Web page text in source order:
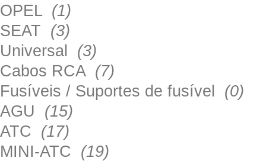
OPEL (1)
SEAT (3)
Universal (3)
Cabos RCA (7)
Fusíveis / Suportes de fusível (0)
AGU (15)
ATC (17)
MINI-ATC (19)